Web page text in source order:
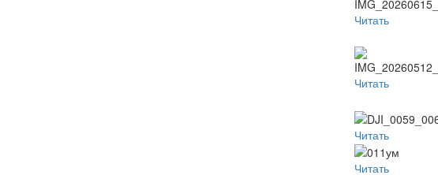
Читать
Читать
Читать
Читать